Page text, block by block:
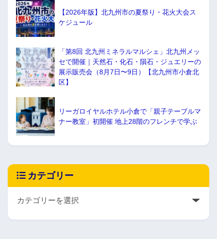
【2026年版】北九州市の夏祭り・花火大会ス
ケジュール
「第8回 北九州ミネラルマルシェ」北九州メッ
セで開催｜天然石・化石・隕石・ジュエリーの
展示販売会（8月7日〜9日）【北九州市小倉北
区】
リーガロイヤルホテル小倉で「親子テーブルマ
ナー教室」初開催 地上28階のフレンチで学ぶ
カテゴリー